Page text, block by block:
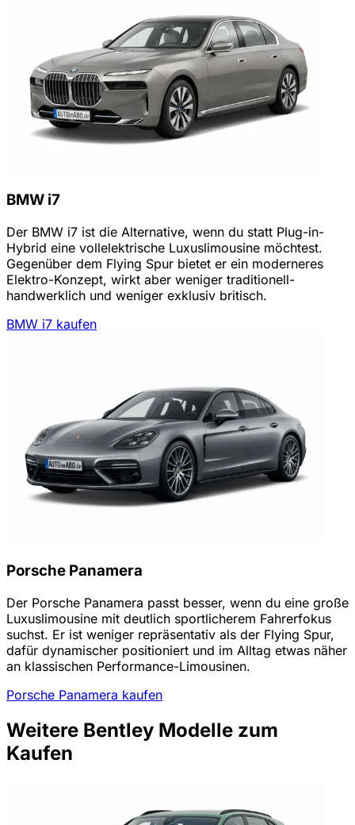
BMW i7
Der BMW i7 ist die Alternative, wenn du statt Plug-in-
Hybrid eine vollelektrische Luxuslimousine möchtest.
Gegenüber dem Flying Spur bietet er ein moderneres
Elektro-Konzept, wirkt aber weniger traditionell-
handwerklich und weniger exklusiv britisch.
BMW i7 kaufen
Porsche Panamera
Der Porsche Panamera passt besser, wenn du eine große
Luxuslimousine mit deutlich sportlicherem Fahrerfokus
suchst. Er ist weniger repräsentativ als der Flying Spur,
dafür dynamischer positioniert und im Alltag etwas näher
an klassischen Performance-Limousinen.
Porsche Panamera kaufen
Weitere Bentley Modelle zum
Kaufen